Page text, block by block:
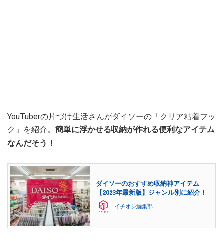
YouTuberの片づけ生活さんがダイソーの「クリア粘着フッ
ク」を紹介。 簡単に浮かせる収納が作れる便利なアイテム
なんだそう！
ダイソーのおすすめ収納神アイテム
【2023年最新版】ジャンル別に紹介！
イチオシ編集部